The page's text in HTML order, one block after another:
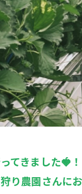
てきました🍓！
り農園さんに